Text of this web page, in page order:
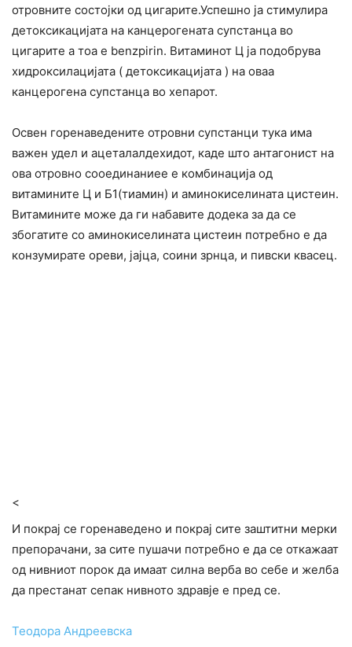
отровните состојки од цигарите.Успешно ја стимулира
детоксикацијата на канцерогената супстанца во
цигарите а тоа е benzpirin. Витаминот Ц ја подобрува
хидроксилацијата ( детоксикацијата ) на оваа
канцерогена супстанца во хепарот.
Освен горенаведените отровни супстанци тука има
важен удел и ацеталалдехидот, каде што антагонист на
ова отровно сооединаниее е комбинација од
витамините Ц и Б1(тиамин) и аминокиселината цистеин.
Витамините може да ги набавите додека за да се
збогатите со аминокиселината цистеин потребно е да
конзумирате ореви, јајца, соини зрнца, и пивски квасец.
<
И покрај се горенаведено и покрај сите заштитни мерки
препорачани, за сите пушачи потребно е да се откажаат
од нивниот порок да имаат силна верба во себе и желба
да престанат сепак нивното здравје е пред се.
Теодора Андреевска